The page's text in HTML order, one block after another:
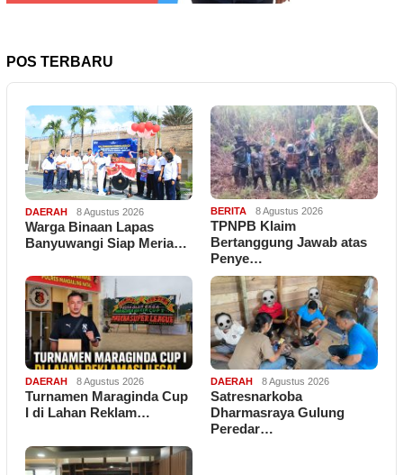
POS TERBARU
DAERAH 8 Agustus 2026
Warga Binaan Lapas
Banyuwangi Siap Meria…
BERITA 8 Agustus 2026
TPNPB Klaim
Bertanggung Jawab atas
Penye…
DAERAH 8 Agustus 2026
Turnamen Maraginda Cup
I di Lahan Reklam…
DAERAH 8 Agustus 2026
Satresnarkoba
Dharmasraya Gulung
Peredar…